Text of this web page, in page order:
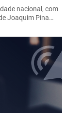
nacional, com
Joaquim Pina…